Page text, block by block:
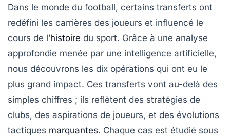
Dans le monde du football, certains transferts ont
redéfini les carrières des joueurs et influencé le
cours de l’histoire du sport. Grâce à une analyse
approfondie menée par une intelligence artificielle,
nous découvrons les dix opérations qui ont eu le
plus grand impact. Ces transferts vont au-delà des
simples chiffres ; ils reflètent des stratégies de
clubs, des aspirations de joueurs, et des évolutions
tactiques marquantes. Chaque cas est étudié sous